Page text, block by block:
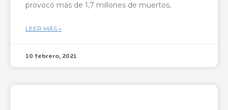
provocó más de 1,7 millones de muertos,
LEER MÁS »
10 febrero, 2021